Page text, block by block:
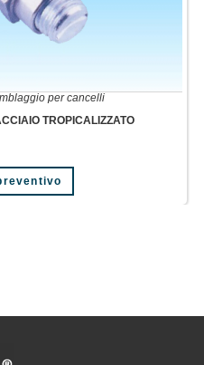
per cancelli
TROPICALIZZATO